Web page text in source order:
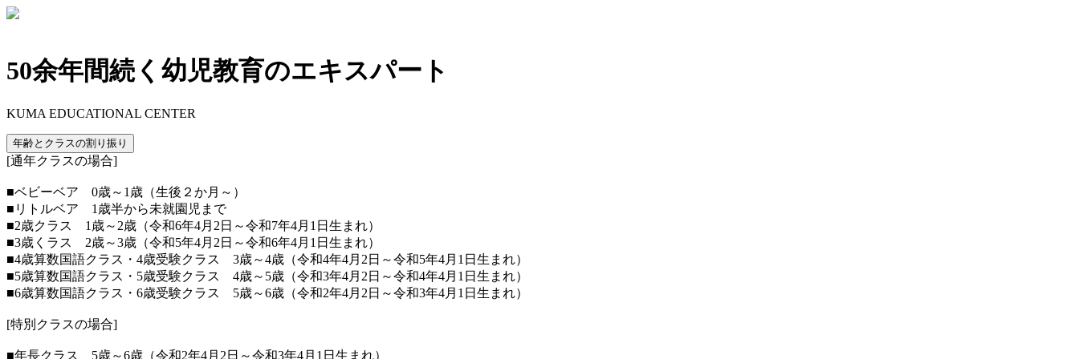
50余年間続く幼児教育のエキスパート
KUMA EDUCATIONAL CENTER
年齢とクラスの割り振り
[通年クラスの場合]
■ベビーベア 0歳～1歳（生後２か月～）
■リトルベア 1歳半から未就園児まで
■2歳クラス 1歳～2歳（令和6年4月2日～令和7年4月1日生まれ）
■3歳くラス 2歳～3歳（令和5年4月2日～令和6年4月1日生まれ）
■4歳算数国語クラス・4歳受験クラス 3歳～4歳（令和4年4月2日～令和5年4月1日生まれ）
■5歳算数国語クラス・5歳受験クラス 4歳～5歳（令和3年4月2日～令和4年4月1日生まれ）
■6歳算数国語クラス・6歳受験クラス 5歳～6歳（令和2年4月2日～令和3年4月1日生まれ）
[特別クラスの場合]
■年長クラス 5歳～6歳（令和2年4月2日～令和3年4月1日生まれ）